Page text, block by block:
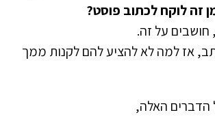
זה לוקח לכתוב פוסט?
על זה.
אז למה לא להציע להם לקנות ממך
הדברים האלה,